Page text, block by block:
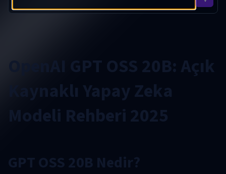
OpenAI GPT OSS 20B: Açık
Kaynaklı Yapay Zeka
Modeli Rehberi 2025
GPT OSS 20B Nedir?